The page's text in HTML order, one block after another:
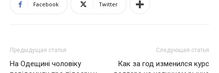
Facebook Twitter
Предыдущая статья
На Одещині чоловіку
Следующая статья
Как за год изменился курс